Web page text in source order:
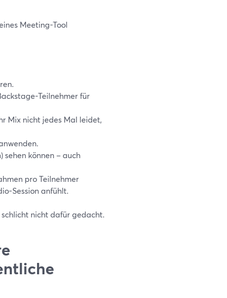
Meeting-Tool
Teilnehmer für
Mix nicht jedes Mal leidet,
sehen können – auch
pro Teilnehmer
Session anfühlt.
nicht dafür gedacht.